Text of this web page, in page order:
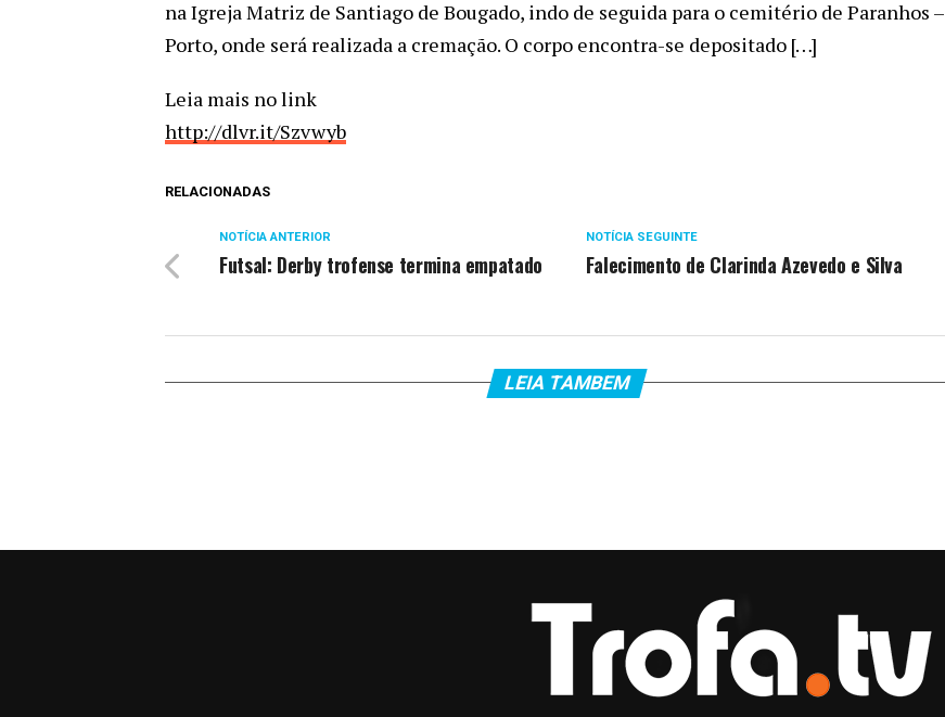
na Igreja Matriz de Santiago de Bougado, indo de seguida para o cemitério de Paranhos –
Porto, onde será realizada a cremação. O corpo encontra-se depositado […]
Leia mais no link
http://dlvr.it/Szvwyb
RELACIONADAS
NOTÍCIA SEGUINTE
Falecimento de Clarinda Azevedo e Silva
NOTÍCIA ANTERIOR
Futsal: Derby trofense termina empatado
LEIA TAMBEM